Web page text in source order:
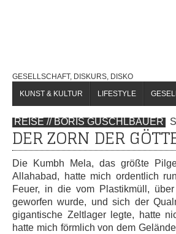
GESELLSCHAFT, DISKURS, DISKO
KUNST & KULTUR
LIFESTYLE
REISE // BORIS GUSCHLBAUER
DER ZORN DER
Die Kumbh Mela, das größte
Allahabad, hatte mich ordentlich
Feuer, in die vom Plastikmüll,
geworfen wurde, und sich der
gigantische Zeltlager legte, hatte
hatte mich förmlich von dem